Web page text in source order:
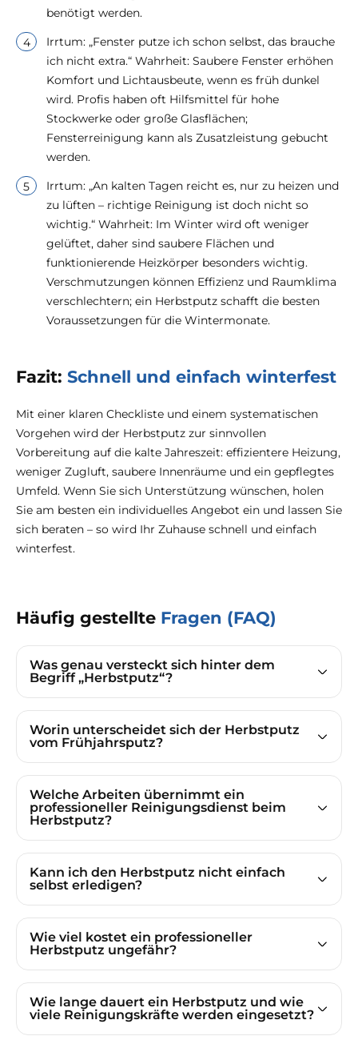
benötigt werden.
Irrtum: „Fenster putze ich schon selbst, das brauche
ich nicht extra.“ Wahrheit: Saubere Fenster erhöhen
Komfort und Lichtausbeute, wenn es früh dunkel
wird. Profis haben oft Hilfsmittel für hohe
Stockwerke oder große Glasflächen;
Fensterreinigung kann als Zusatzleistung gebucht
werden.
Irrtum: „An kalten Tagen reicht es, nur zu heizen und
zu lüften – richtige Reinigung ist doch nicht so
wichtig.“ Wahrheit: Im Winter wird oft weniger
gelüftet, daher sind saubere Flächen und
funktionierende Heizkörper besonders wichtig.
Verschmutzungen können Effizienz und Raumklima
verschlechtern; ein Herbstputz schafft die besten
Voraussetzungen für die Wintermonate.
Fazit: Schnell und einfach winterfest
Mit einer klaren Checkliste und einem systematischen
Vorgehen wird der Herbstputz zur sinnvollen
Vorbereitung auf die kalte Jahreszeit: effizientere Heizung,
weniger Zugluft, saubere Innenräume und ein gepflegtes
Umfeld. Wenn Sie sich Unterstützung wünschen, holen
Sie am besten ein individuelles Angebot ein und lassen Sie
sich beraten – so wird Ihr Zuhause schnell und einfach
winterfest.
Häufig gestellte Fragen (FAQ)
Was genau versteckt sich hinter dem
Begriff „Herbstputz“?
Worin unterscheidet sich der Herbstputz
vom Frühjahrsputz?
Welche Arbeiten übernimmt ein
professioneller Reinigungsdienst beim
Herbstputz?
Kann ich den Herbstputz nicht einfach
selbst erledigen?
Wie viel kostet ein professioneller
Herbstputz ungefähr?
Wie lange dauert ein Herbstputz und wie
viele Reinigungskräfte werden eingesetzt?